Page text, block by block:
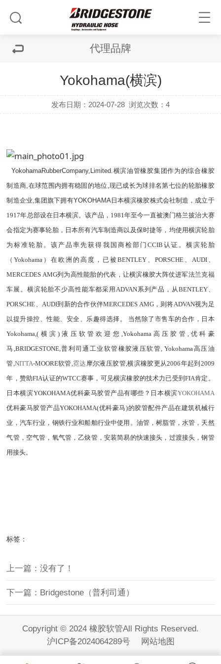
代理品牌
Yokohama(横滨)
发布日期：2024-07-28 浏览次数：4
YokohamaRubberCompany,Limited. 横滨油管橡胶集团作为的综合橡胶
制造商,在球范围内拥有稳固的地位,现已成长为球排名第七位的轮胎橡胶
制造企业,集团旗下拥有YOKOHAMA 日本横滨橡胶株式会社制造，成立于
1917年总部设在日本横滨。该产品，1981年至今一直被澳门格兰披治大赛
会指定为赛事轮胎，日本所有汽车制造商以及保时捷等，均使用横滨轮胎
为标准轮胎。该产品率先获得我国商检部门CCIB认证。横滨轮胎
（Yokohama ）在欧洲的高度，已被BENTLEY、PORSCHE、AUDI、
MERCEDES AMG列为高性能胎的代表，让横滨橡胶大阵仗进军法兰克福
车展。横滨轮胎不少高性能车都采用ADVAN系列产品，从BENTLEY、
PORSCHE、AUDI到新的合作伙伴MERCEDES AMG，则将ADVAN视为足
以提升操控、性能、安全、乐趣得选择。 当然除了市售车的合作，日本
Yokohama,(横滨)液压软管欢迎您, Yokohama 高压胶管
,优科豪
马,BRIDGESTONE,普利司通工业软管橡胶液压软管,Yokohama 高压油
管 NITTA-MOORE软管, 霓达 摩尔液压胶管,横滨橡胶更从2006年起到2009
年，赞助FIA认证的WTCC赛事，可见横滨橡胶的技术力已受到FIA肯定。
日本横滨YOKOHAMA优科豪马胶管产品有哪些？日本横滨YOKOHAMA
优科豪马胶管产品YOKOHAMA(优科豪马)的胶管配件产品在建筑机械行
业，汽车行业，钢铁行业和船舶行业中使用。油管，树脂管，水管，天然
气管，空气管，氧气管，乙炔管，安装简易的快速接头，过渡接头，钢管
用接头。
标签：
上一篇：没有了！
下一篇：Bridgestone（普利司通）
Copyright © 2024 橡胶软管All Rights Reserved.
沪ICP备2024064289号
网站地图